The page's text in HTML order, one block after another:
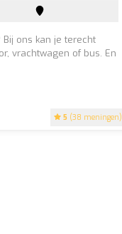
5 (38 meningen)
ons kan je terecht
vrachtwagen of bus. En